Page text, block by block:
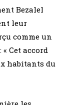
Bezalel
leur
comme un
Cet accord
habitants du